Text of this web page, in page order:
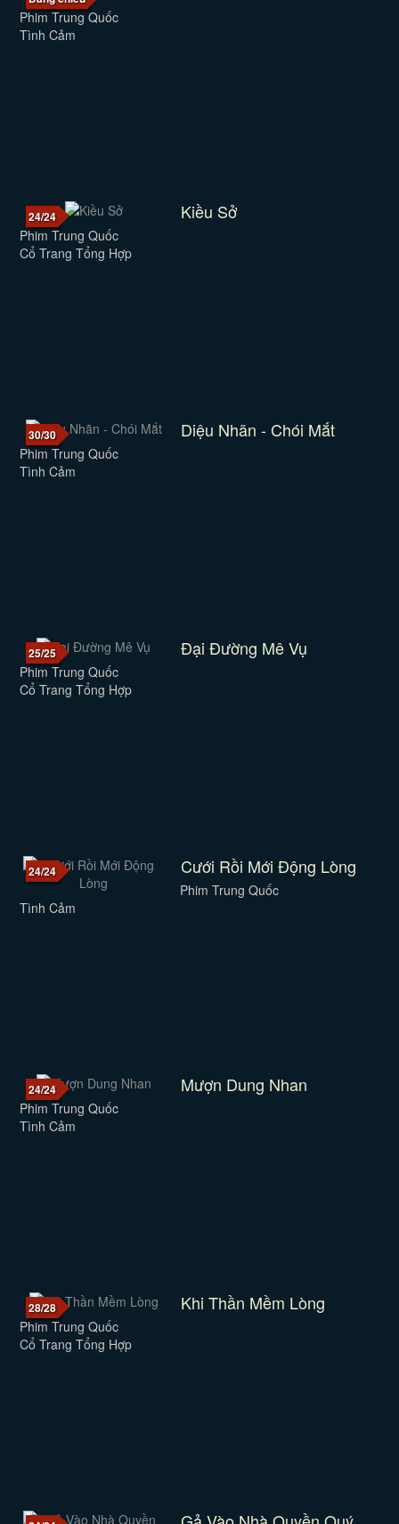
Phim Trung Quốc
Tình Cảm
24/24 Kiều Sở
Phim Trung Quốc
Cổ Trang Tổng Hợp
30/30 Diệu Nhãn - Chói Mắt
Phim Trung Quốc
Tình Cảm
25/25 Đại Đường Mê Vụ
Phim Trung Quốc
Cổ Trang Tổng Hợp
24/24 Cưới Rồi Mới Động Lòng
Phim Trung Quốc
Tình Cảm
24/24 Mượn Dung Nhan
Phim Trung Quốc
Tình Cảm
28/28 Khi Thần Mềm Lòng
Phim Trung Quốc
Cổ Trang Tổng Hợp